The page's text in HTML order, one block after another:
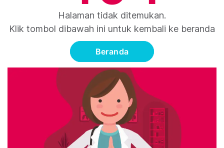
Halaman tidak ditemukan.
Klik tombol dibawah ini untuk kembali ke beranda
Beranda